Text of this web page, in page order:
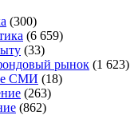
(300)
(6 659)
(33)
рынок (1 623)
СМИ (18)
(263)
(862)